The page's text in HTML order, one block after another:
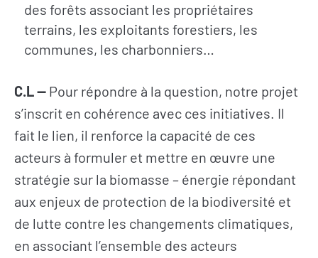
des forêts associant les propriétaires
terrains, les exploitants forestiers, les
communes, les charbonniers…
C.L — Pour répondre à la question, notre projet
s’inscrit en cohérence avec ces initiatives. Il
fait le lien, il renforce la capacité de ces
acteurs à formuler et mettre en œuvre une
stratégie sur la biomasse – énergie répondant
aux enjeux de protection de la biodiversité et
de lutte contre les changements climatiques,
en associant l’ensemble des acteurs